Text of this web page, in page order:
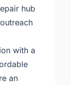
hub
with a
an